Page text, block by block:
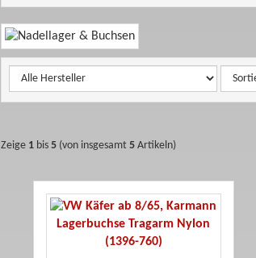
Kategoriebeschreibung
Zeige 1bis 5(von insgesamt 5Artikeln)